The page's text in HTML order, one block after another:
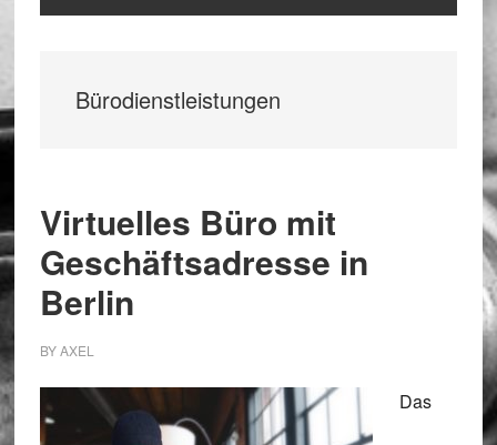
Bürodienstleistungen
Virtuelles Büro mit
Geschäftsadresse in
Berlin
BYAXEL
Das